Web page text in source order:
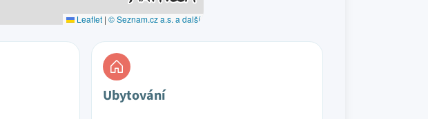
Leaflet | © Seznam.cz a.s. a další
Ubytování